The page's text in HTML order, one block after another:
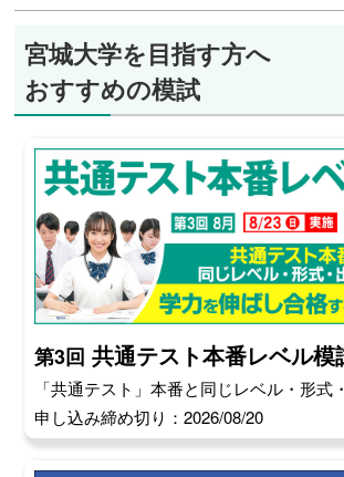
宮城大学を目指す方へ
おすすめの模試
第3回 共通テスト本番レベル模
「共通テスト」本番と同じレベル・形式
申し込み締め切り：2026/08/20